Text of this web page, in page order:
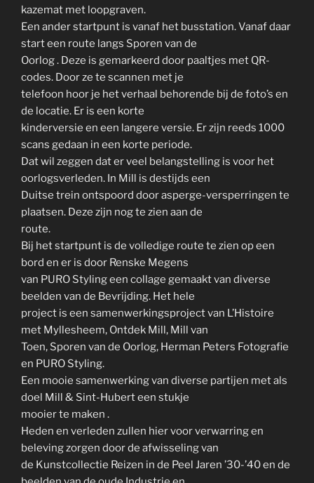
kazemat met loopgraven.
Een ander startpunt is vanaf het busstation. Vanaf daar
start een route langs Sporen van de
Oorlog . Deze is gemarkeerd door paaltjes met QR-
codes. Door ze te scannen met je
telefoon hoor je het verhaal behorende bij de foto’s en
de locatie. Er is een korte
kinderversie en een langere versie. Er zijn reeds 1000
scans gedaan in een korte periode.
Dat wil zeggen dat er veel belangstelling is voor het
oorlogsverleden. In Mill is destijds een
Duitse trein ontspoord door asperge-versperringen te
plaatsen. Deze zijn nog te zien aan de
route.
Bij het startpunt is de volledige route te zien op een
bord en er is door Renske Megens
van PURO Styling een collage gemaakt van diverse
beelden van de Bevrijding. Het hele
project is een samenwerkingsproject van L’Histoire
met Myllesheem, Ontdek Mill, Mill van
Toen, Sporen van de Oorlog, Herman Peters Fotografie
en PURO Styling.
Een mooie samenwerking van diverse partijen met als
doel Mill & Sint-Hubert een stukje
mooier te maken .
Heden en verleden zullen hier voor verwarring en
beleving zorgen door de afwisseling van
de Kunstcollectie Reizen in de Peel Jaren ’30-’40 en de